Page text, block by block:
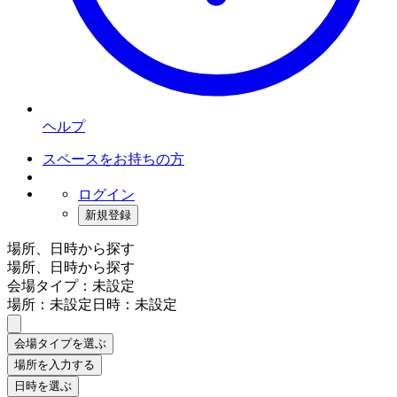
ヘルプ
スペースをお持ちの方
ログイン
新規登録
場所、日時から探す
場所、日時から探す
会場タイプ：未設定
場所：未設定日時：未設定
会場タイプを選ぶ
場所を入力する
日時を選ぶ